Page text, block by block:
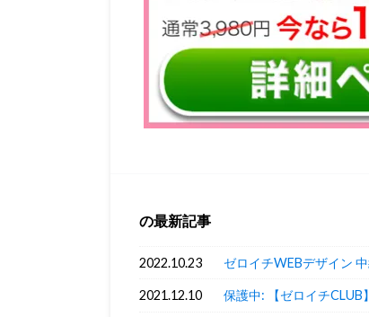
の最新記事
2022.10.23 ゼロイチWEBデザイン
2021.12.10 保護中: 【ゼロイチCLUB